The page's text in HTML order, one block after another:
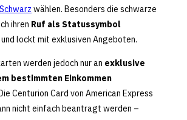
Schwarz wählen. Besonders die schwarze
ihren Ruf als Statussymbol
lockt mit exklusiven Angeboten.
werden jedoch nur an exklusive
bestimmten Einkommen
Centurion Card von American Express
nicht einfach beantragt werden –